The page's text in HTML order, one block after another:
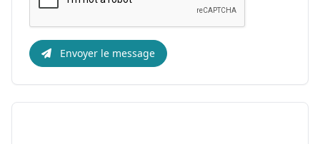
Envoyer le message